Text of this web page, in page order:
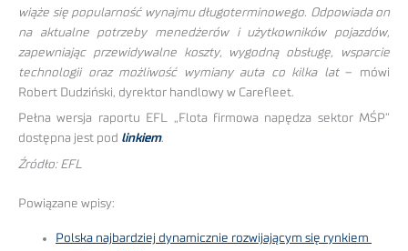
wiąże się popularność wynajmu długoterminowego. Odpowiada on
na aktualne potrzeby menedżerów i użytkowników pojazdów,
zapewniając przewidywalne koszty, wygodną obsługę, wsparcie
technologii oraz możliwość wymiany auta co kilka lat– mówi
Robert Dudziński, dyrektor handlowy w Carefleet.
Pełna wersja raportu EFL „Flota firmowa napędza sektor MŚP”
dostępna jest pod linkiem.
Źródło: EFL
Powiązane wpisy:
Polska najbardziej dynamicznie rozwijającym się rynkiem